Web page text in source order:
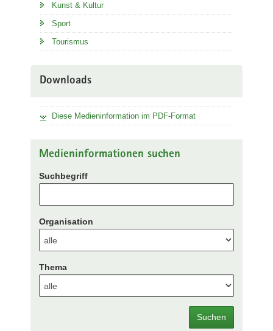
Kunst & Kultur
Sport
Tourismus
Downloads
Diese Medieninformation im PDF-Format
Medieninformationen suchen
Suchbegriff
Organisation
Thema
Suchen